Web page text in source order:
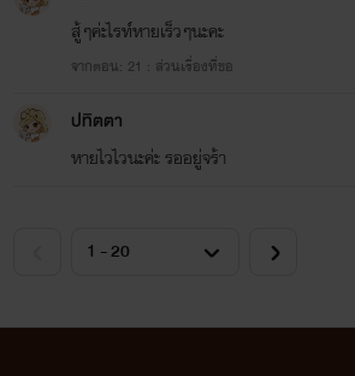
สู้ๆค่ะไรท์หายเร็วๆนะคะ
จากตอน: 21 : ส่วนเรื่องที่ขอ
ปทิตตา
หายไวไวนะค่ะ รออยู่จร้า